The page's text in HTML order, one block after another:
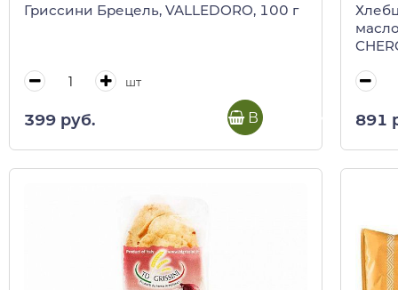
Гриссини Брецель, VALLEDORO, 100 г
шт
399 руб. В корзину 891